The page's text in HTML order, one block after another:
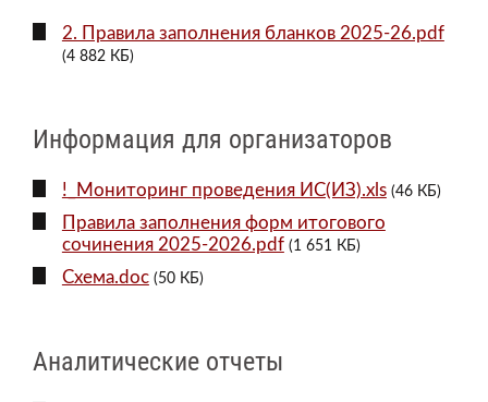
2. Правила заполнения бланков 2025-26.pdf
(4 882 КБ)
Информация для организаторов
!_Мониторинг проведения ИС(ИЗ).xls (46 КБ)
Правила заполнения форм итогового
сочинения 2025-2026.pdf (1 651 КБ)
Схема.doc (50 КБ)
Аналитические отчеты